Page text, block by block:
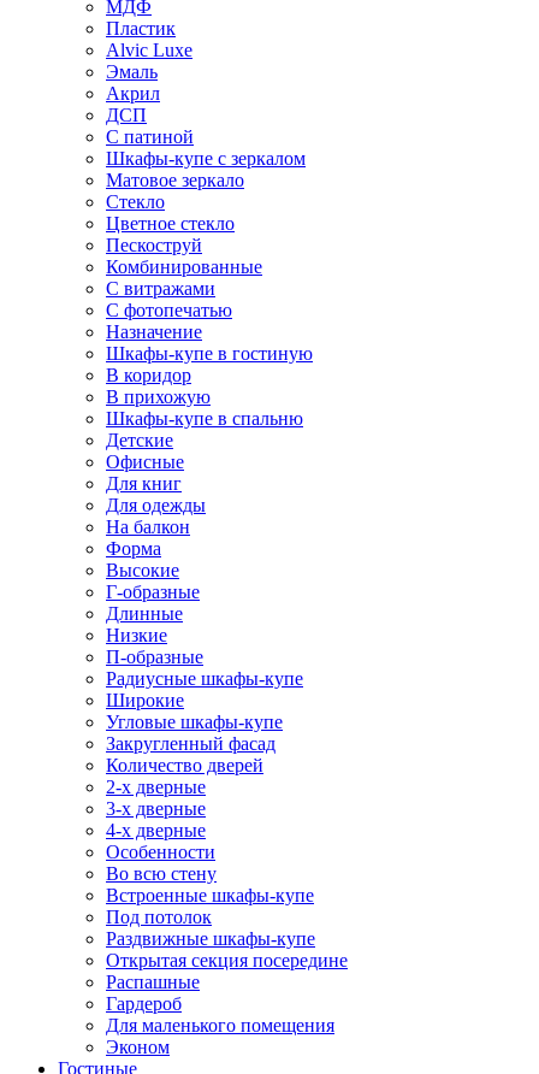
МДФ
Пластик
Alvic Luxe
Эмаль
Акрил
ДСП
С патиной
Шкафы-купе с зеркалом
Матовое зеркало
Стекло
Цветное стекло
Пескоструй
Комбинированные
С витражами
С фотопечатью
Назначение
Шкафы-купе в гостиную
В коридор
В прихожую
Шкафы-купе в спальню
Детские
Офисные
Для книг
Для одежды
На балкон
Форма
Высокие
Г-образные
Длинные
Низкие
П-образные
Радиусные шкафы-купе
Широкие
Угловые шкафы-купе
Закругленный фасад
Количество дверей
2-х дверные
3-х дверные
4-х дверные
Особенности
Во всю стену
Встроенные шкафы-купе
Под потолок
Раздвижные шкафы-купе
Открытая секция посередине
Распашные
Гардероб
Для маленького помещения
Эконом
Гостиные